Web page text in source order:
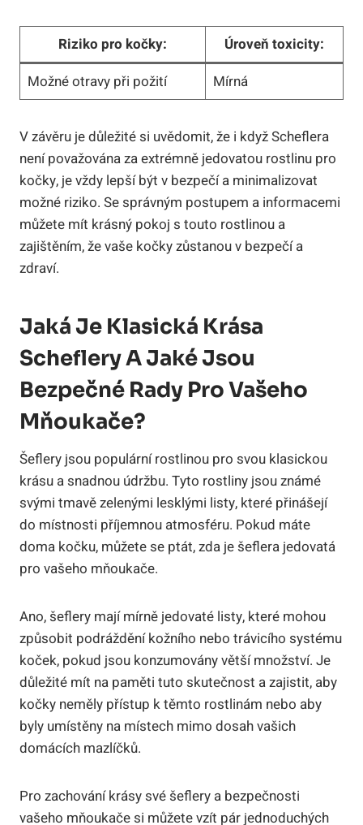
Riziko pro kočky:
Úroveň toxicity:
Možné otravy při požití
Mírná
V závěru je důležité si uvědomit, že i když Scheflera
není považována za extrémně jedovatou rostlinu pro
kočky, je vždy lepší být v bezpečí a minimalizovat
možné riziko. Se správným postupem a informacemi
můžete mít krásný pokoj s touto rostlinou a
zajištěním, že vaše kočky zůstanou v bezpečí a
zdraví.
Jaká Je Klasická Krása
Scheflery A Jaké Jsou
Bezpečné Rady Pro Vašeho
Mňoukače?
Šeflery jsou populární rostlinou pro svou klasickou
krásu a snadnou údržbu. Tyto rostliny jsou známé
svými tmavě zelenými lesklými listy, které přinášejí
do místnosti příjemnou atmosféru. Pokud máte
doma kočku, můžete se ptát, zda je šeflera jedovatá
pro vašeho mňoukače.
Ano, šeflery mají mírně jedovaté listy, které mohou
způsobit podráždění kožního nebo trávicího systému
koček, pokud jsou konzumovány větší množství. Je
důležité mít na paměti tuto skutečnost a zajistit, aby
kočky neměly přístup k těmto rostlinám nebo aby
byly umístěny na místech mimo dosah vašich
domácích mazlíčků.
Pro zachování krásy své šeflery a bezpečnosti
vašeho mňoukače si můžete vzít pár jednoduchých